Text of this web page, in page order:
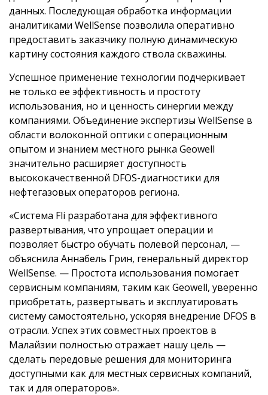
данных. Последующая обработка информации
аналитиками WellSense позволила оперативно
предоставить заказчику полную динамическую
картину состояния каждого ствола скважины.
Успешное применение технологии подчеркивает
не только ее эффективность и простоту
использования, но и ценность синергии между
компаниями. Объединение экспертизы WellSense в
области волоконной оптики с операционным
опытом и знанием местного рынка Geowell
значительно расширяет доступность
высококачественной DFOS-диагностики для
нефтегазовых операторов региона.
«Система Fli разработана для эффективного
развертывания, что упрощает операции и
позволяет быстро обучать полевой персонал, —
объяснила Аннабель Грин, генеральный директор
WellSense. — Простота использования помогает
сервисным компаниям, таким как Geowell, уверенно
приобретать, развертывать и эксплуатировать
систему самостоятельно, ускоряя внедрение DFOS в
отрасли. Успех этих совместных проектов в
Малайзии полностью отражает нашу цель —
сделать передовые решения для мониторинга
доступными как для местных сервисных компаний,
так и для операторов».